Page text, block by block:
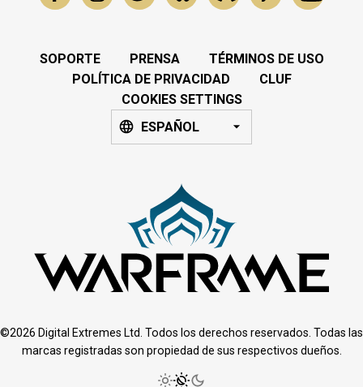
SOPORTE PRENSA
TÉRMINOS DE USO
POLÍTICA DE PRIVACIDAD
CLUF
COOKIES SETTINGS
ESPAÑOL
©2026 Digital Extremes Ltd. Todos los derechos reservados. Todas las
marcas registradas son propiedad de sus respectivos dueños.